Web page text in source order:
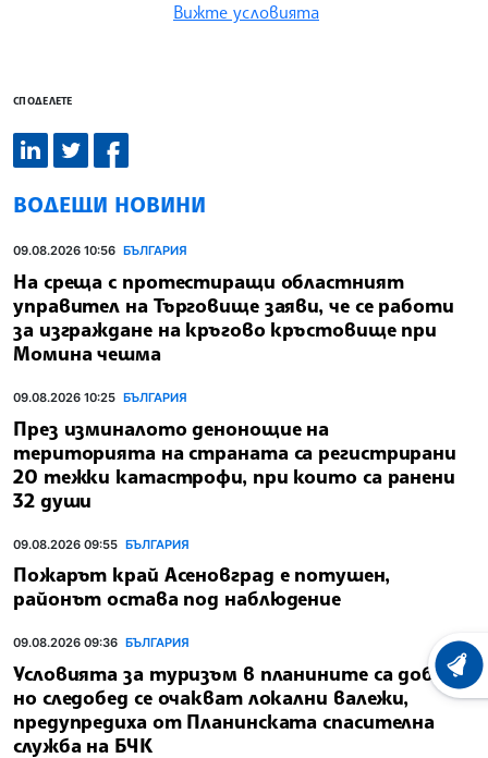
Вижте условията
СПОДЕЛЕТЕ
ВОДЕЩИ НОВИНИ
09.08.2026 10:56 БЪЛГАРИЯ
На среща с протестиращи областният
управител на Търговище заяви, че се работи
за изграждане на кръгово кръстовище при
Момина чешма
09.08.2026 10:25 БЪЛГАРИЯ
През изминалото денонощие на
територията на страната са регистрирани
20 тежки катастрофи, при които са ранени
32 души
09.08.2026 09:55 БЪЛГАРИЯ
Пожарът край Асеновград е потушен,
районът остава под наблюдение
09.08.2026 09:36 БЪЛГАРИЯ
Условията за туризъм в планините са добри,
но следобед се очакват локални валежи,
предупредиха от Планинската спасителна
служба на БЧК